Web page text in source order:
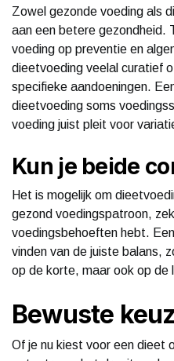
Zowel gezonde voeding als
aan een betere gezondheid.
voeding op preventie en
dieetvoeding veelal curatief
specifieke aandoeningen.
dieetvoeding soms
voeding juist pleit voor
Kun je beide
Het is mogelijk om
gezond voedingspatroon,
voedingsbehoeften hebt.
vinden van de juiste balans,
op de korte, maar ook op de
Bewuste
Of je nu kiest voor een dieet